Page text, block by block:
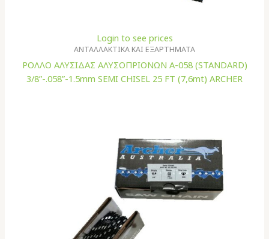
Login to see prices
ΑΝΤΑΛΛΑΚΤΙΚΑ ΚΑΙ ΕΞΑΡΤΗΜΑΤΑ
ΡΟΛΛΟ ΑΛΥΣΙΔΑΣ ΑΛΥΣΟΠΡΙΟΝΩΝ A-058 (STANDARD)
3/8”-.058”-1.5mm SEMI CHISEL 25 FT (7,6mt) ARCHER